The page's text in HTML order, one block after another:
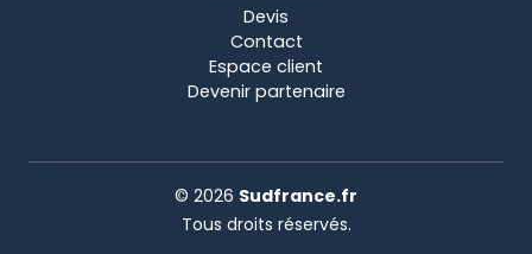
Devis
Contact
Espace client
Devenir partenaire
© 2026 Sudfrance.fr
Tous droits réservés.